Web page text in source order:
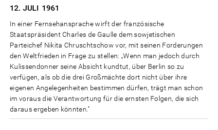
12. JULI 1961
In einer Fernsehansprache wirft der französische
Staatspräsident Charles de Gaulle dem sowjetischen
Parteichef Nikita Chruschtschow vor, mit seinen Forderungen
den Weltfrieden in Frage zu stellen: „Wenn man jedoch durch
Kulissendonner seine Absicht kundtut, über Berlin so zu
verfügen, als ob die drei Großmächte dort nicht über ihre
eigenen Angelegenheiten bestimmen dürfen, trägt man schon
im voraus die Verantwortung für die ernsten Folgen, die sich
daraus ergeben könnten."